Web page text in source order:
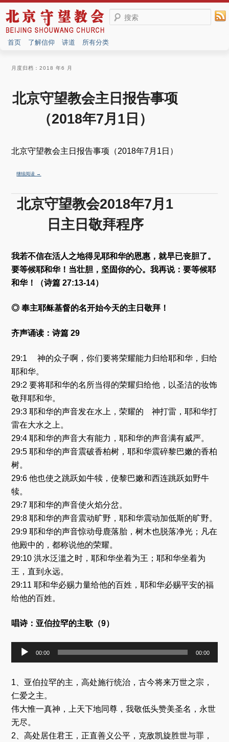
搜索
首页 了解信仰 讲道 所有分类
月度归档：2018 年6 月
北京守望教会主日报告事项
（2018年7月1日）
北京守望教会主日报告事项（2018年7月1日）
继续阅读 →
北京守望教会2018年7月1
日主日敬拜程序
我若不信在活人之地得见耶和华的恩惠，就早已丧胆了。
要等候耶和华！当壮胆，坚固你的心。我再说：要等候耶
和华！（诗篇 27:13-14）
◎ 奉主耶稣基督的名开始今天的主日敬拜！
齐声诵读：诗篇 29
29:1 神的众子啊，你们要将荣耀能力归给耶和华，归给
耶和华。
29:2 要将耶和华的名所当得的荣耀归给他，以圣洁的妆饰
敬拜耶和华。
29:3 耶和华的声音发在水上，荣耀的 神打雷，耶和华打
雷在大水之上。
29:4 耶和华的声音大有能力，耶和华的声音满有威严。
29:5 耶和华的声音震破香柏树，耶和华震碎黎巴嫩的香柏
树。
29:6 他也使之跳跃如牛犊，使黎巴嫩和西连跳跃如野牛
犊。
29:7 耶和华的声音使火焰分岔。
29:8 耶和华的声音震动旷野，耶和华震动加低斯的旷野。
29:9 耶和华的声音惊动母鹿落胎，树木也脱落净光；凡在
他殿中的，都称说他的荣耀。
29:10 洪水泛滥之时，耶和华坐着为王；耶和华坐着为
王，直到永远。
29:11 耶和华必赐力量给他的百姓，耶和华必赐平安的福
给他的百姓。
唱诗：亚伯拉罕的主歌（9）
放
00:00 00:00
1、亚伯拉罕的主，高处施行统治，古今将来万世之宗，
仁爱之主。
伟大惟一真神，上天下地同尊，我敬低头赞美圣名，永世
无尽。
2、高处居住君王，正直善义公平，克敌凯旋胜世与罪，